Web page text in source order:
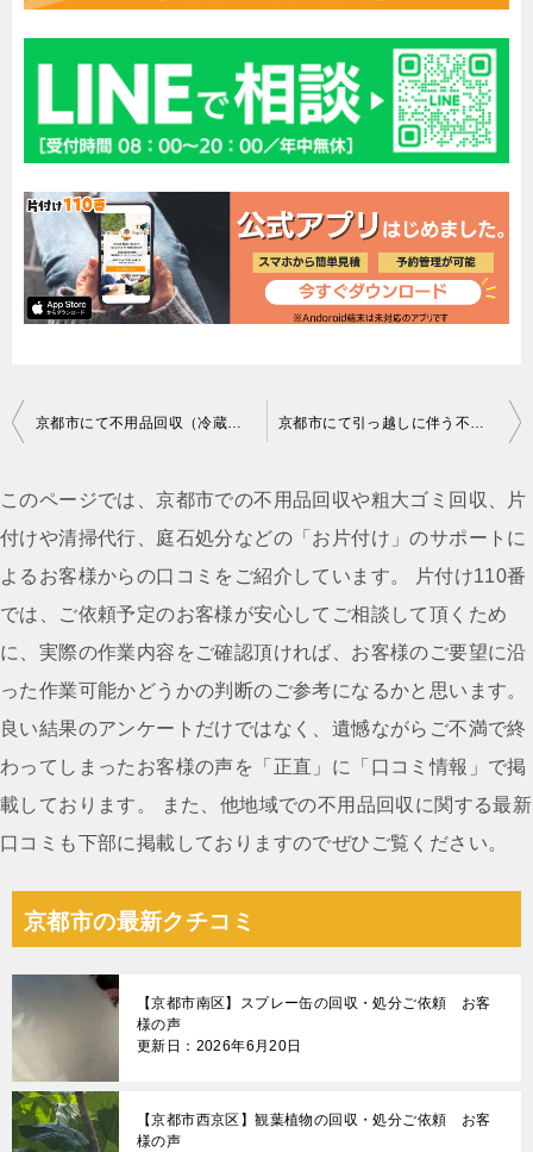
投
ナ
ビ
ゲ
ー
シ
ョ
ン
京都市にて不用品回収（冷蔵庫）ご依頼の匿名希望様の声 京都市にて引っ越しに伴う不用品回収ご依頼の匿名希望様の声
このページでは、京都市での不用品回収や粗大ゴミ回収、片
付けや清掃代行、庭石処分などの「お片付け」のサポートに
よるお客様からの口コミをご紹介しています。 片付け110番
では、ご依頼予定のお客様が安心してご相談して頂くため
に、実際の作業内容をご確認頂ければ、お客様のご要望に沿
った作業可能かどうかの判断のご参考になるかと思います。
良い結果のアンケートだけではなく、遺憾ながらご不満で終
わってしまったお客様の声を「正直」に「口コミ情報」で掲
載しております。 また、他地域での不用品回収に関する最新
口コミも下部に掲載しておりますのでぜひご覧ください。
京都市の最新クチコミ
【京都市南区】スプレー缶の回収・処分ご依頼 お客
様の声
更新日：2026年6月20日
【京都市西京区】観葉植物の回収・処分ご依頼 お客
様の声